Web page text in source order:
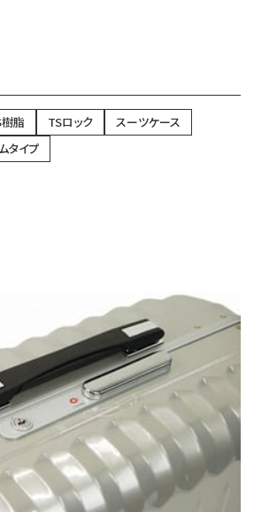
脂 TSロック
スーツケース
タイプ